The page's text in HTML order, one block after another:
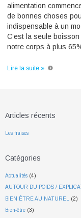
alimentation
de bonnes choses
indispensable à un
C’est la seule
notre corps à plus
grâce
à
l’eau?
Lire la suite »
Articles récents
Les fraises
Catégories
Actualités (4)
AUTOUR DU POIDS /
BIEN ÊTRE AU NATUREL (2)
Bien-être (3)